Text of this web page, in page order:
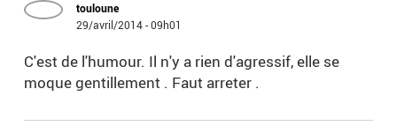
touloune
29/avril/2014 - 09h01
C'est de l'humour. Il n'y a rien d'agressif, elle se
moque gentillement . Faut arreter .